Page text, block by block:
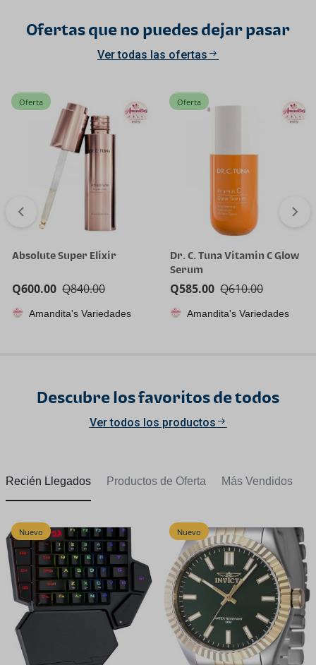
Ofertas que no puedes dejar pasar
Ver todas las ofertas
Oferta
Absolute Super Elixir
Q840.00
Q600.00
Amandita's Variedades
Oferta
Dr. C. Tuna Vitamin C Glow
Serum
Q610.00
Q585.00
Amandita's Variedades
Descubre los favoritos de todos
Ver todos los productos
Recién Llegados Productos de Oferta Más Vendidos
Nuevo Nuevo